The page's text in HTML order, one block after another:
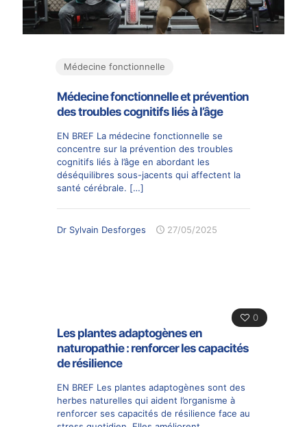
Médecine fonctionnelle
Médecine fonctionnelle et prévention
des troubles cognitifs liés à l’âge
EN BREF La médecine fonctionnelle se
concentre sur la prévention des troubles
cognitifs liés à l’âge en abordant les
déséquilibres sous-jacents qui affectent la
santé cérébrale. […]
Dr Sylvain Desforges 27/05/2025
0
Les plantes adaptogènes en
naturopathie : renforcer les capacités
de résilience
EN BREF Les plantes adaptogènes sont des
herbes naturelles qui aident l’organisme à
renforcer ses capacités de résilience face au